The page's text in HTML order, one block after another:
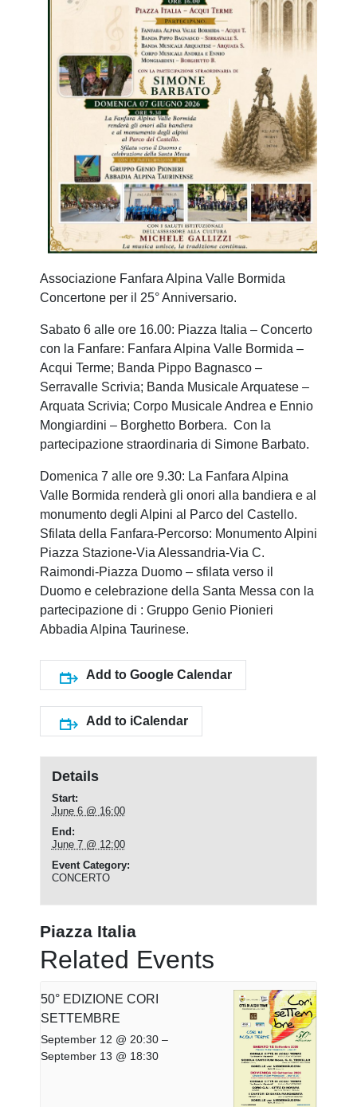
Associazione Fanfara Alpina Valle Bormida
Concertone per il 25° Anniversario.
Sabato 6 alle ore 16.00: Piazza Italia – Concerto
con la Fanfare: Fanfara Alpina Valle Bormida –
Acqui Terme; Banda Pippo Bagnasco –
Serravalle Scrivia; Banda Musicale Arquatese –
Arquata Scrivia; Corpo Musicale Andrea e Ennio
Mongiardini – Borghetto Borbera. Con la
partecipazione straordinaria di Simone Barbato.
Domenica 7 alle ore 9.30: La Fanfara Alpina
Valle Bormida renderà gli onori alla bandiera e al
monumento degli Alpini al Parco del Castello.
Sfilata della Fanfara-Percorso: Monumento Alpini
Piazza Stazione-Via Alessandria-Via C.
Raimondi-Piazza Duomo – sfilata verso il
Duomo e celebrazione della Santa Messa con la
partecipazione di : Gruppo Genio Pionieri
Abbadia Alpina Taurinese.
Add to Google Calendar
Add to iCalendar
Details
Start:
June 6 @ 16:00
End:
June 7 @ 12:00
Event Category:
CONCERTO
Piazza Italia
Related Events
50° EDIZIONE CORI
SETTEMBRE
September 12 @ 20:30 –
September 13 @ 18:30